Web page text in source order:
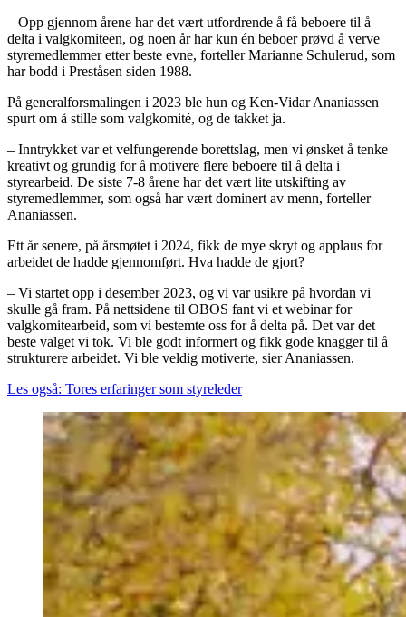
– Opp gjennom årene har det vært utfordrende å få beboere til å
delta i valgkomiteen, og noen år har kun én beboer prøvd å verve
styremedlemmer etter beste evne, forteller Marianne Schulerud, som
har bodd i Preståsen siden 1988.
På generalforsmalingen i 2023 ble hun og Ken-Vidar Ananiassen
spurt om å stille som valgkomité, og de takket ja.
– Inntrykket var et velfungerende borettslag, men vi ønsket å tenke
kreativt og grundig for å motivere flere beboere til å delta i
styrearbeid. De siste 7-8 årene har det vært lite utskifting av
styremedlemmer, som også har vært dominert av menn, forteller
Ananiassen.
Ett år senere, på årsmøtet i 2024, fikk de mye skryt og applaus for
arbeidet de hadde gjennomført. Hva hadde de gjort?
– Vi startet opp i desember 2023, og vi var usikre på hvordan vi
skulle gå fram. På nettsidene til OBOS fant vi et webinar for
valgkomitearbeid, som vi bestemte oss for å delta på. Det var det
beste valget vi tok. Vi ble godt informert og fikk gode knagger til å
strukturere arbeidet. Vi ble veldig motiverte, sier Ananiassen.
Les også: Tores erfaringer som styreleder